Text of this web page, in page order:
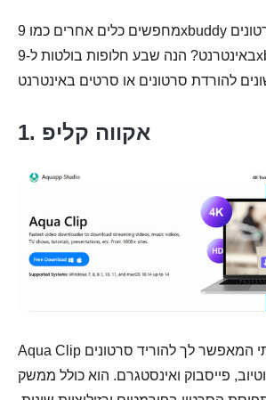
מחפשים כלים אחרים כמו 9xbuddy להורדת סרטונים
באינטרנט? הנה שבע חלופות בולטות ל-9xbuddy המספקות
1. אקווה קליפ
Aqua Clip הוא אתר רב תכליתי המאפשר לך להוריד סרטונים
פייסבוק ואינסטגרם. הוא כולל ממשק